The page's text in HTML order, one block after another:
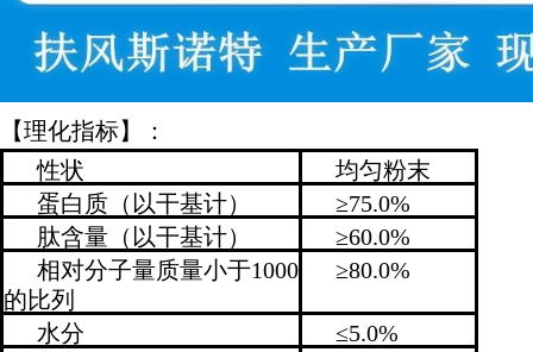
【理化指标】：
性状
均匀粉末
蛋白质（以干基计）
≥75.0%
肽含量（以干基计）
≥60.0%
相对分子量质量小于1000
的比列
≥80.0%
水分
≤5.0%